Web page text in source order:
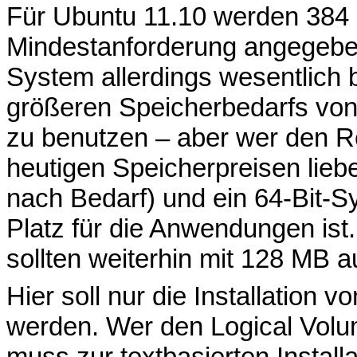
Für Ubuntu 11.10 werden
Mindestanforderung
System allerdings wesentlich
größeren Speicherbedarfs
zu benutzen – aber wer den
heutigen Speicherpreisen
nach Bedarf) und ein 64-Bit-
Platz für die Anwendungen
sollten weiterhin mit 128 MB
Hier soll nur die Installation
werden. Wer den Logical